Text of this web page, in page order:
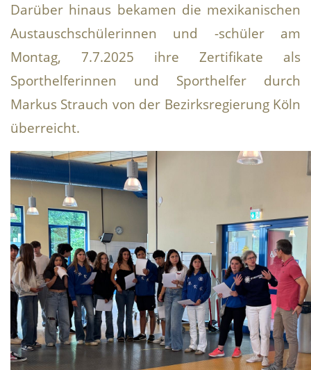
Darüber hinaus bekamen die mexikanischen
Austauschschülerinnen und -schüler am
Montag, 7.7.2025 ihre Zertifikate als
Sporthelferinnen und Sporthelfer durch
Markus Strauch von der Bezirksregierung Köln
überreicht.